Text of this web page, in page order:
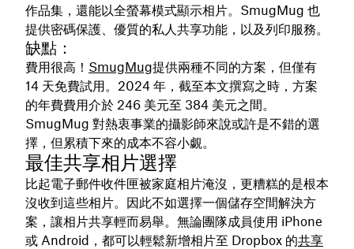
作品集，還能以全螢幕模式顯示相片。SmugMug 也
提供密碼保護、優質的私人共享功能，以及列印服務。
缺點：
費用很高！ SmugMug提供兩種不同的方案，但僅有
14 天免費試用。2024 年，截至本文撰寫之時，方案
的年費費用介於 246 美元至 384 美元之間。
SmugMug 對熱衷事業的攝影師來說或許是不錯的選
擇，但累積下來的成本不容小覷。
最佳共享相片選擇
比起電子郵件收件匣被家庭相片淹沒，更糟糕的是根本
沒收到這些相片。因此不如選擇一個儲存空間解決方
案，讓相片共享輕而易舉。無論團隊成員使用 iPhone
或 Android，都可以輕鬆新增相片至 Dropbox 的共享